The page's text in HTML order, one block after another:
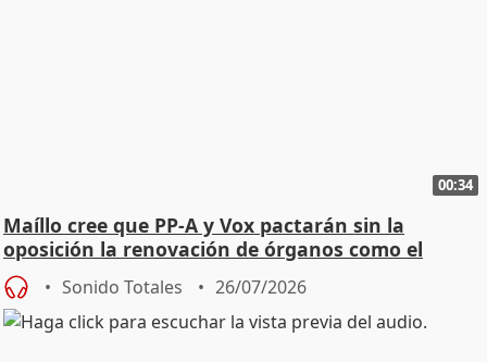
00:34
Maíllo cree que PP-A y Vox pactarán sin la
oposición la renovación de órganos como el
Defensor
Sonido Totales 26/07/2026